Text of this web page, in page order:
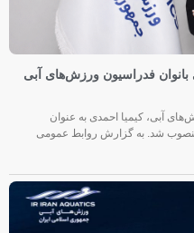
فدراسیون ورزش‌های آبی
آبی، کیمیا احمدی به عنوان
شد. به گزارش روابط عمومی